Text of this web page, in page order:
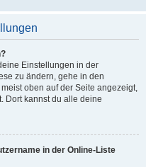
Einstellungen in der
zu ändern, gehe in den
oben auf der Seite angezeigt,
Dort kannst du alle deine
in der Online-Liste